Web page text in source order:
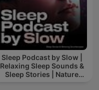
Sleep Podcast by Slow |
Relaxing Sleep Sounds &
Sleep Stories | Nature